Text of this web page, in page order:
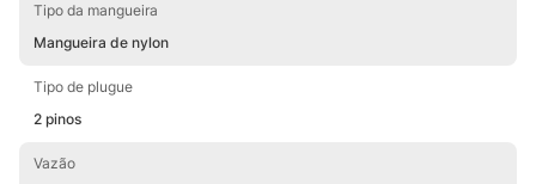
Tipo da mangueira
Mangueira de nylon
Tipo de plugue
2 pinos
Vazão